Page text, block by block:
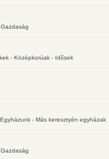
- Középkorúak - Idősek
- Más keresztyén egyházak